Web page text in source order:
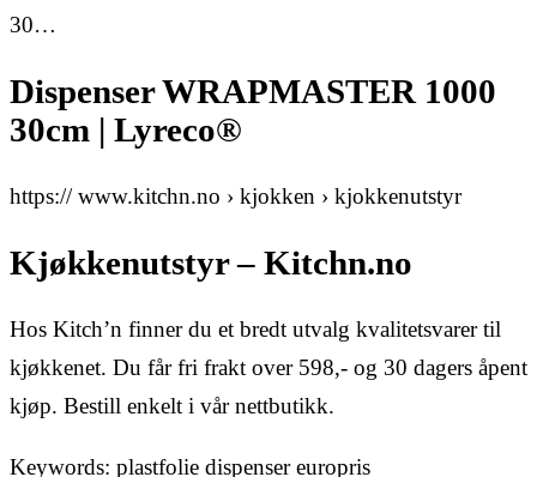
30…
Dispenser WRAPMASTER 1000
30cm | Lyreco®
https:// www.kitchn.no › kjokken › kjokkenutstyr
Kjøkkenutstyr – Kitchn.no
Hos Kitch’n finner du et bredt utvalg kvalitetsvarer til
kjøkkenet. Du får fri frakt over 598,- og 30 dagers åpent
kjøp. Bestill enkelt i vår nettbutikk.
Keywords: plastfolie dispenser europris